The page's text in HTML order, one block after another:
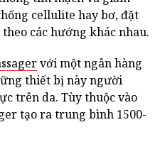
cellulite hay bơ, đặt
các hướng khác nhau.
với một ngân hàng
thiết bị này người
trên da. Tùy thuộc vào
tạo ra trung bình 1500-